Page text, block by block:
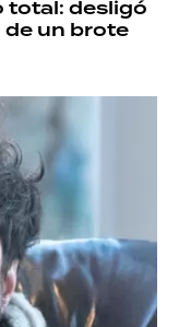
total: desligó
un brote